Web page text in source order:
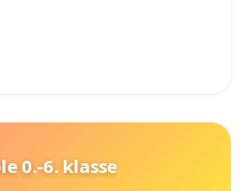
0.-6. klasse